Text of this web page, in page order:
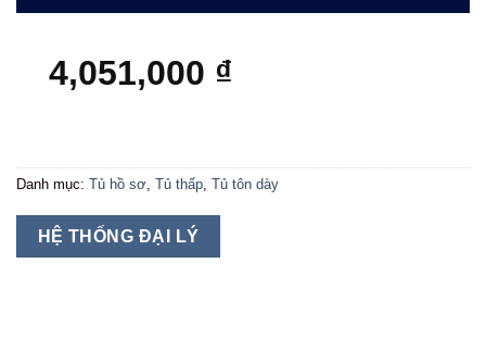
4,051,000 ₫
Danh mục: Tủ hồ sơ Tủ thấp Tủ tôn dày
HỆ THỐNG ĐẠI LÝ